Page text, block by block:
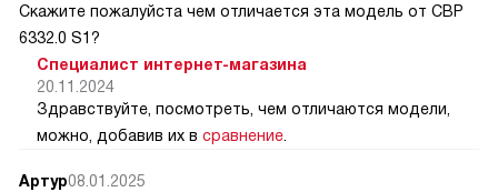
Скажите пожалуйста чем отличается эта модель от CВP
6332.0 S1?
Специалист интернет-магазина
20.11.2024
Здравствуйте, посмотреть, чем отличаются модели,
можно, добавив их в сравнение
Артур08.01.2025